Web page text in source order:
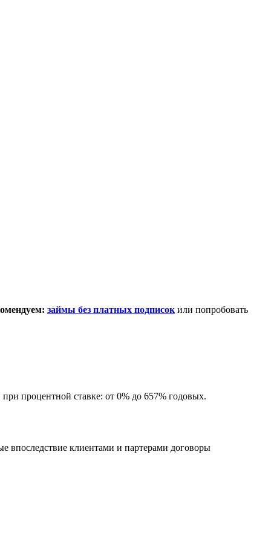
займы без платных подписок или попробовать
процентной ставке: от 0% до 657% годовых.
впоследствие клиентами и партерами договоры